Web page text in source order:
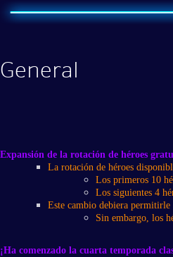
General
Expansión de la rotación de héroes
La rotación de héroes
Los primeros 10
Los siguientes 4
Este cambio debiera
​Sin embargo, los
¡Ha comenzado la cuarta temporada